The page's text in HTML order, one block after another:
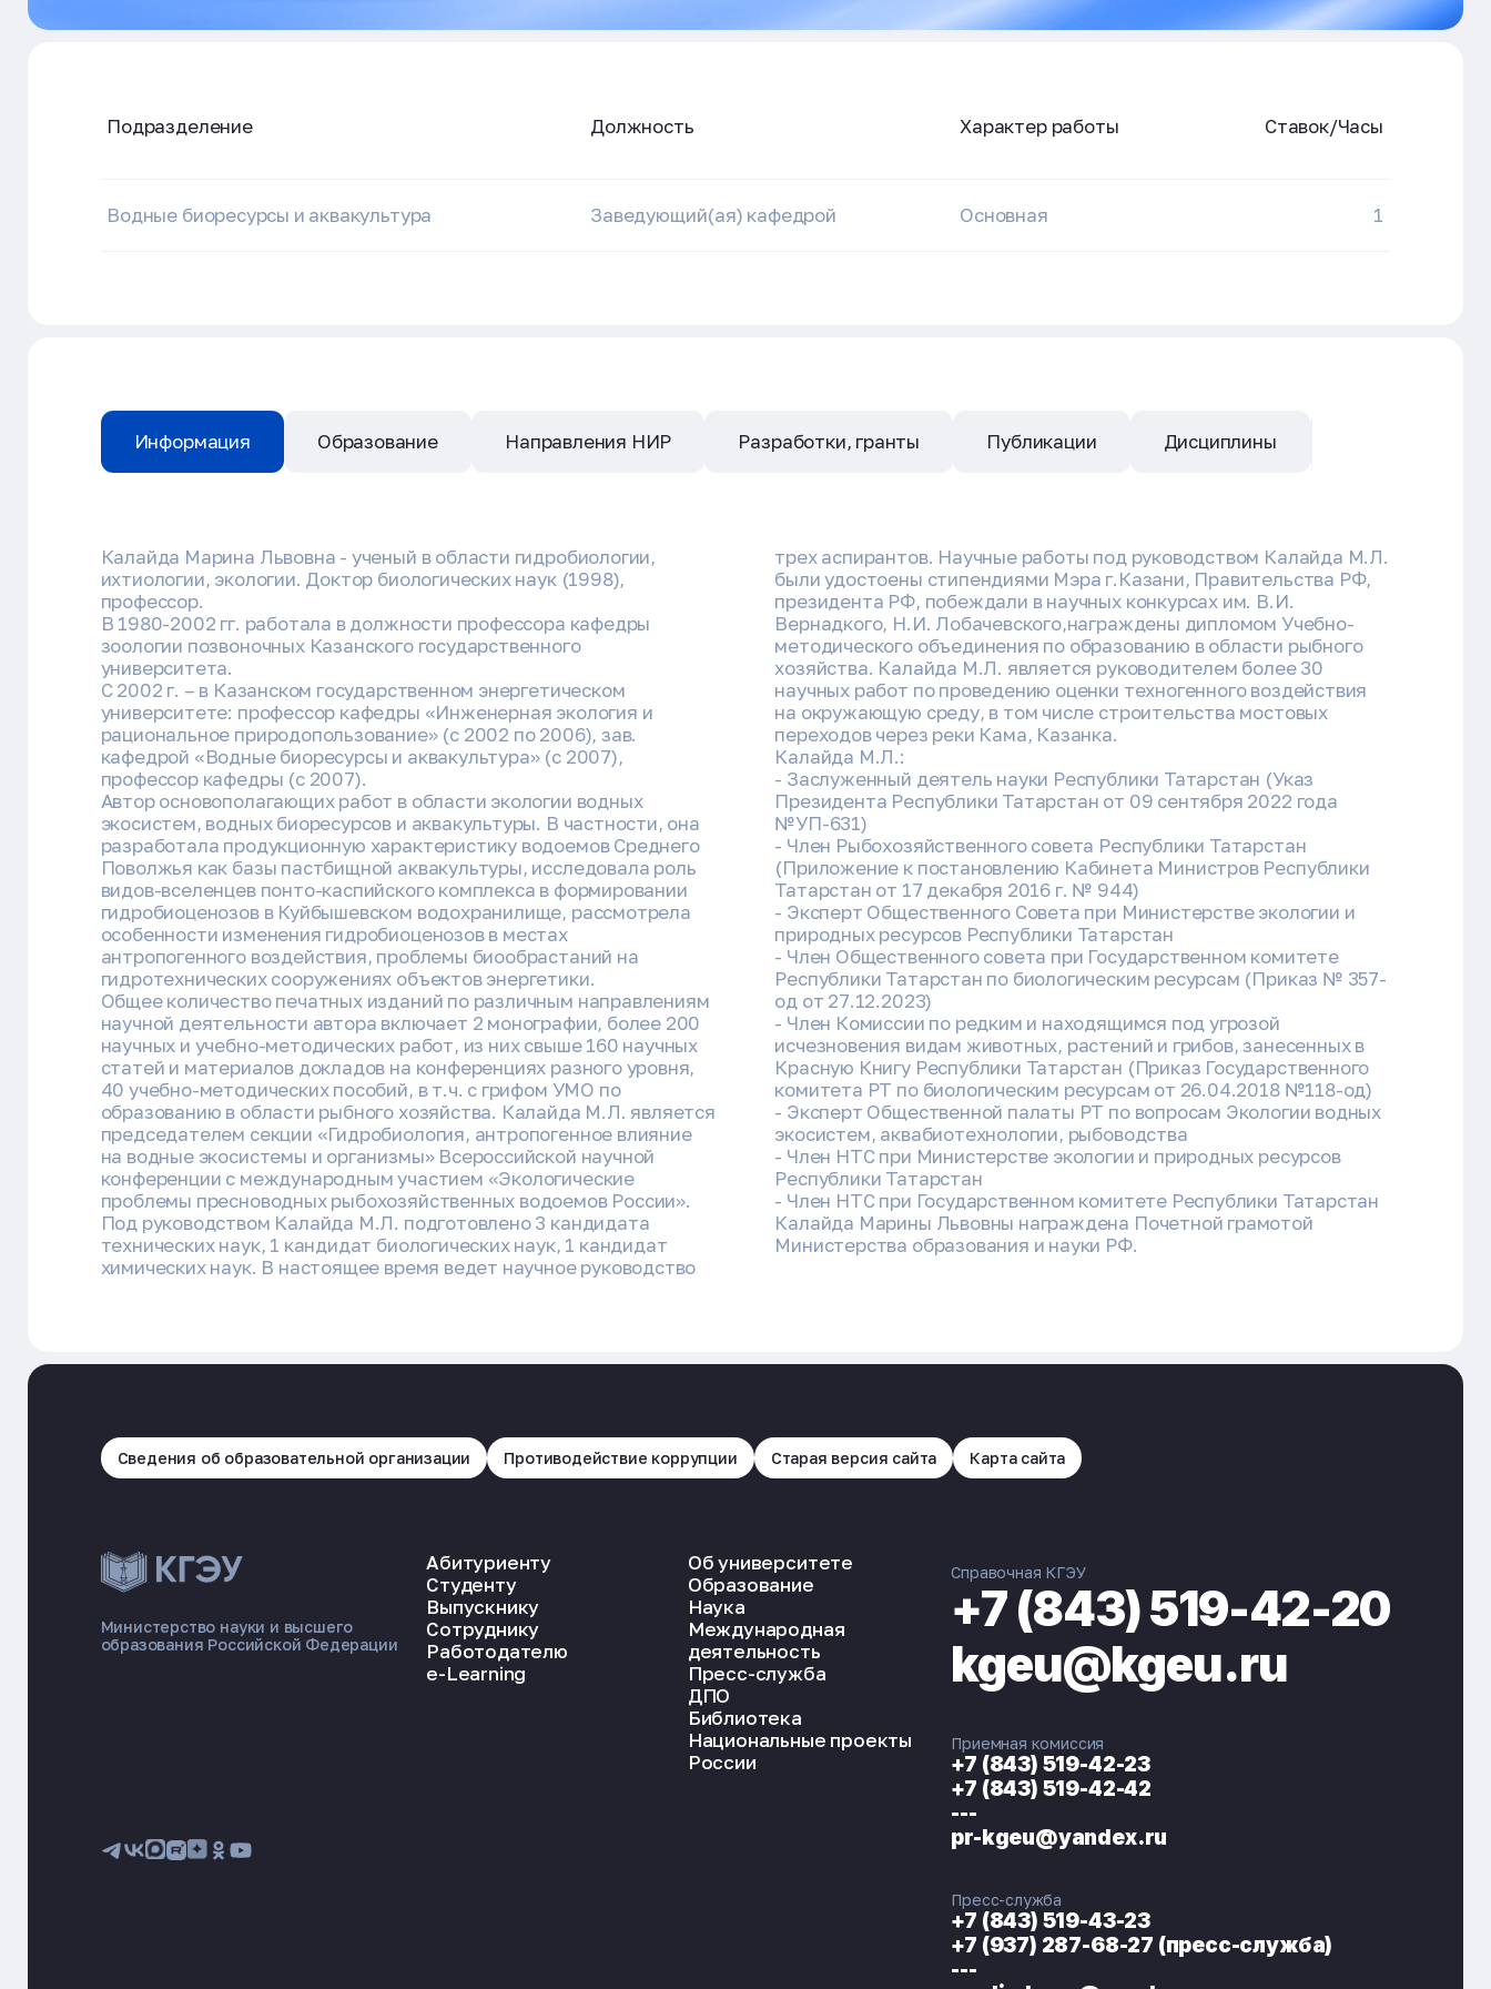
ЭНЕРГОКОД — ПОМОЩНИК КГЭУ
Подразделение Должность Характер работы Ставок/Часы
Водные биоресурсы и аквакультура Заведующий(ая) кафедрой Основная 1
Информация Образование Направления НИР Разработки, гранты Публикации Дисциплины
Калайда Марина Львовна - ученый в области гидробиологии,
ихтиологии, экологии. Доктор биологических наук (1998),
профессор.
В 1980-2002 гг. работала в должности профессора кафедры
зоологии позвоночных Казанского государственного
университета.
С 2002 г. – в Казанском государственном энергетическом
университете: профессор кафедры «Инженерная экология и
рациональное природопользование» (с 2002 по 2006), зав.
кафедрой «Водные биоресурсы и аквакультура» (с 2007),
профессор кафедры (с 2007).
Автор основополагающих работ в области экологии водных
экосистем, водных биоресурсов и аквакультуры. В частности, она
разработала продукционную характеристику водоемов Среднего
Поволжья как базы пастбищной аквакультуры, исследовала роль
видов-вселенцев понто-каспийского комплекса в формировании
гидробиоценозов в Куйбышевском водохранилище, рассмотрела
особенности изменения гидробиоценозов в местах
антропогенного воздействия, проблемы биообрастаний на
гидротехнических сооружениях объектов энергетики.
Общее количество печатных изданий по различным направлениям
научной деятельности автора включает 2 монографии, более 200
научных и учебно-методических работ, из них свыше 160 научных
статей и материалов докладов на конференциях разного уровня,
40 учебно-методических пособий, в т.ч. с грифом УМО по
образованию в области рыбного хозяйства. Калайда М.Л. является
председателем секции «Гидробиология, антропогенное влияние
на водные экосистемы и организмы» Всероссийской научной
конференции с международным участием «Экологические
проблемы пресноводных рыбохозяйственных водоемов России».
Под руководством Калайда М.Л. подготовлено 3 кандидата
технических наук, 1 кандидат биологических наук, 1 кандидат
химических наук. В настоящее время ведет научное руководство
трех аспирантов. Научные работы под руководством Калайда М.Л.
были удостоены стипендиями Мэра г.Казани, Правительства РФ,
президента РФ, побеждали в научных конкурсах им. В.И.
Вернадкого, Н.И. Лобачевского,награждены дипломом Учебно-
методического объединения по образованию в области рыбного
хозяйства. Калайда М.Л. является руководителем более 30
научных работ по проведению оценки техногенного воздействия
на окружающую среду, в том числе строительства мостовых
переходов через реки Кама, Казанка.
Калайда М.Л.:
- Заслуженный деятель науки Республики Татарстан (Указ
Президента Республики Татарстан от 09 сентября 2022 года
№УП-631)
- Член Рыбохозяйственного совета Республики Татарстан
(Приложение к постановлению Кабинета Министров Республики
Татарстан от 17 декабря 2016 г. № 944)
- Эксперт Общественного Совета при Министерстве экологии и
природных ресурсов Республики Татарстан
- Член Общественного совета при Государственном комитете
Республики Татарстан по биологическим ресурсам (Приказ № 357-
од от 27.12.2023)
- Член Комиссии по редким и находящимся под угрозой
исчезновения видам животных, растений и грибов, занесенных в
Красную Книгу Республики Татарстан (Приказ Государственного
комитета РТ по биологическим ресурсам от 26.04.2018 №118-од)
- Эксперт Общественной палаты РТ по вопросам Экологии водных
экосистем, аквабиотехнологии, рыбоводства
- Член НТС при Министерстве экологии и природных ресурсов
Республики Татарстан
- Член НТС при Государственном комитете Республики Татарстан
Калайда Марины Львовны награждена Почетной грамотой
Министерства образования и науки РФ.
Сведения об образовательной организации Противодействие коррупции Старая версия сайта Карта сайта
Министерство науки и высшего
образования Российской Федерации
Абитуриенту
Студенту
Выпускнику
Сотруднику
Работодателю
e-Learning
Об университете
Образование
Наука
Международная
деятельность
Пресс-служба
ДПО
Библиотека
Национальные проекты
России
Справочная КГЭУ
+7 (843) 519-42-20
kgeu@kgeu.ru
Приемная комиссия
+7 (843) 519-42-23
+7 (843) 519-42-42
---
pr-kgeu@yandex.ru
Пресс-служба
+7 (843) 519-43-23
+7 (937) 287-68-27 (пресс-служба)
---